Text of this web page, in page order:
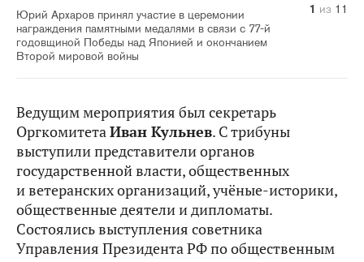
Юрий Архаров принял участие в церемонии
награждения памятными медалями в связи с 77-й
годовщиной Победы над Японией и окончанием
Второй мировой войны
1 из 11
2 из 11
3 из 11
4 из 11
5 из 11
6 из 11
7 из 11
8 из 11
9 из 11
10 из 11
11 из 11
Ведущим мероприятия был секретарь
Оргкомитета Иван Кульнев. С трибуны
выступили представители органов
государственной власти, общественных
и ветеранских организаций, учёные-историки,
общественные деятели и дипломаты.
Состоялись выступления советника
Управления Президента РФ по общественным